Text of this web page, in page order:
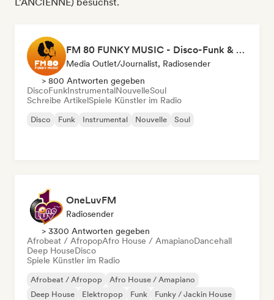
FM 80 FUNKY MUSIC - Disco-Funk & Soul Radio
Media Outlet/Journalist, Radiosender
> 800 Antworten gegeben
DiscoFunkInstrumentalNouvelleSoul
Schreibe ArtikelSpiele Künstler im Radio
Disco Funk Instrumental Nouvelle Soul
OneLuvFM
Radiosender
> 3300 Antworten gegeben
Afrobeat / AfropopAfro House / AmapianoDancehall
Deep HouseDisco
Spiele Künstler im Radio
Afrobeat / Afropop
Afro House / Amapiano
Deep House
Elektropop Funk
Funky / Jackin House